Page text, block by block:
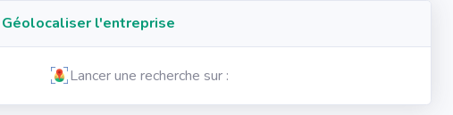
Géolocaliser l'entreprise
Lancer une recherche sur :